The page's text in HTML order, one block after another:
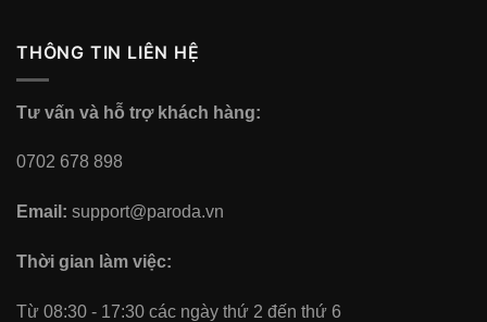
THÔNG TIN LIÊN HỆ
Tư vấn và hỗ trợ khách hàng:
0702 678 898
Email: support@paroda.vn
Thời gian làm việc:
Từ 08:30 - 17:30 các ngày thứ 2 đến thứ 6